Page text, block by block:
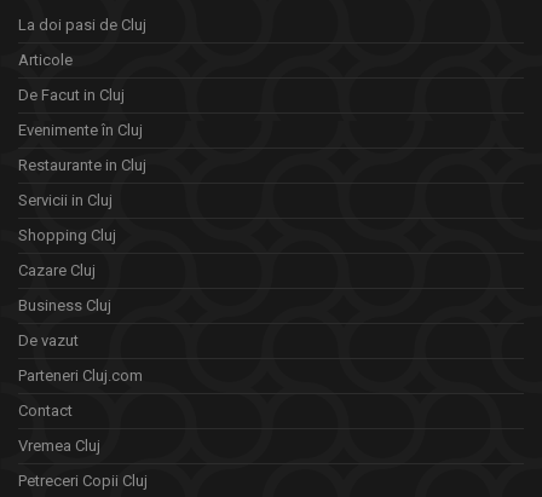
La doi pasi de Cluj
Articole
De Facut in Cluj
Evenimente în Cluj
Restaurante in Cluj
Servicii in Cluj
Shopping Cluj
Cazare Cluj
Business Cluj
De vazut
Parteneri Cluj.com
Contact
Vremea Cluj
Petreceri Copii Cluj